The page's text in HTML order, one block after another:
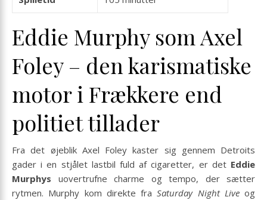
Eddie Murphy som Axel
Foley – den karismatiske
motor i Frækkere end
politiet tillader
Fra det øjeblik Axel Foley kaster sig gennem Detroits
gader i en stjålet lastbil fuld af cigaretter, er det Eddie
Murphys uovertrufne charme og tempo, der sætter
rytmen. Murphy kom direkte fraSaturday Night Liveog